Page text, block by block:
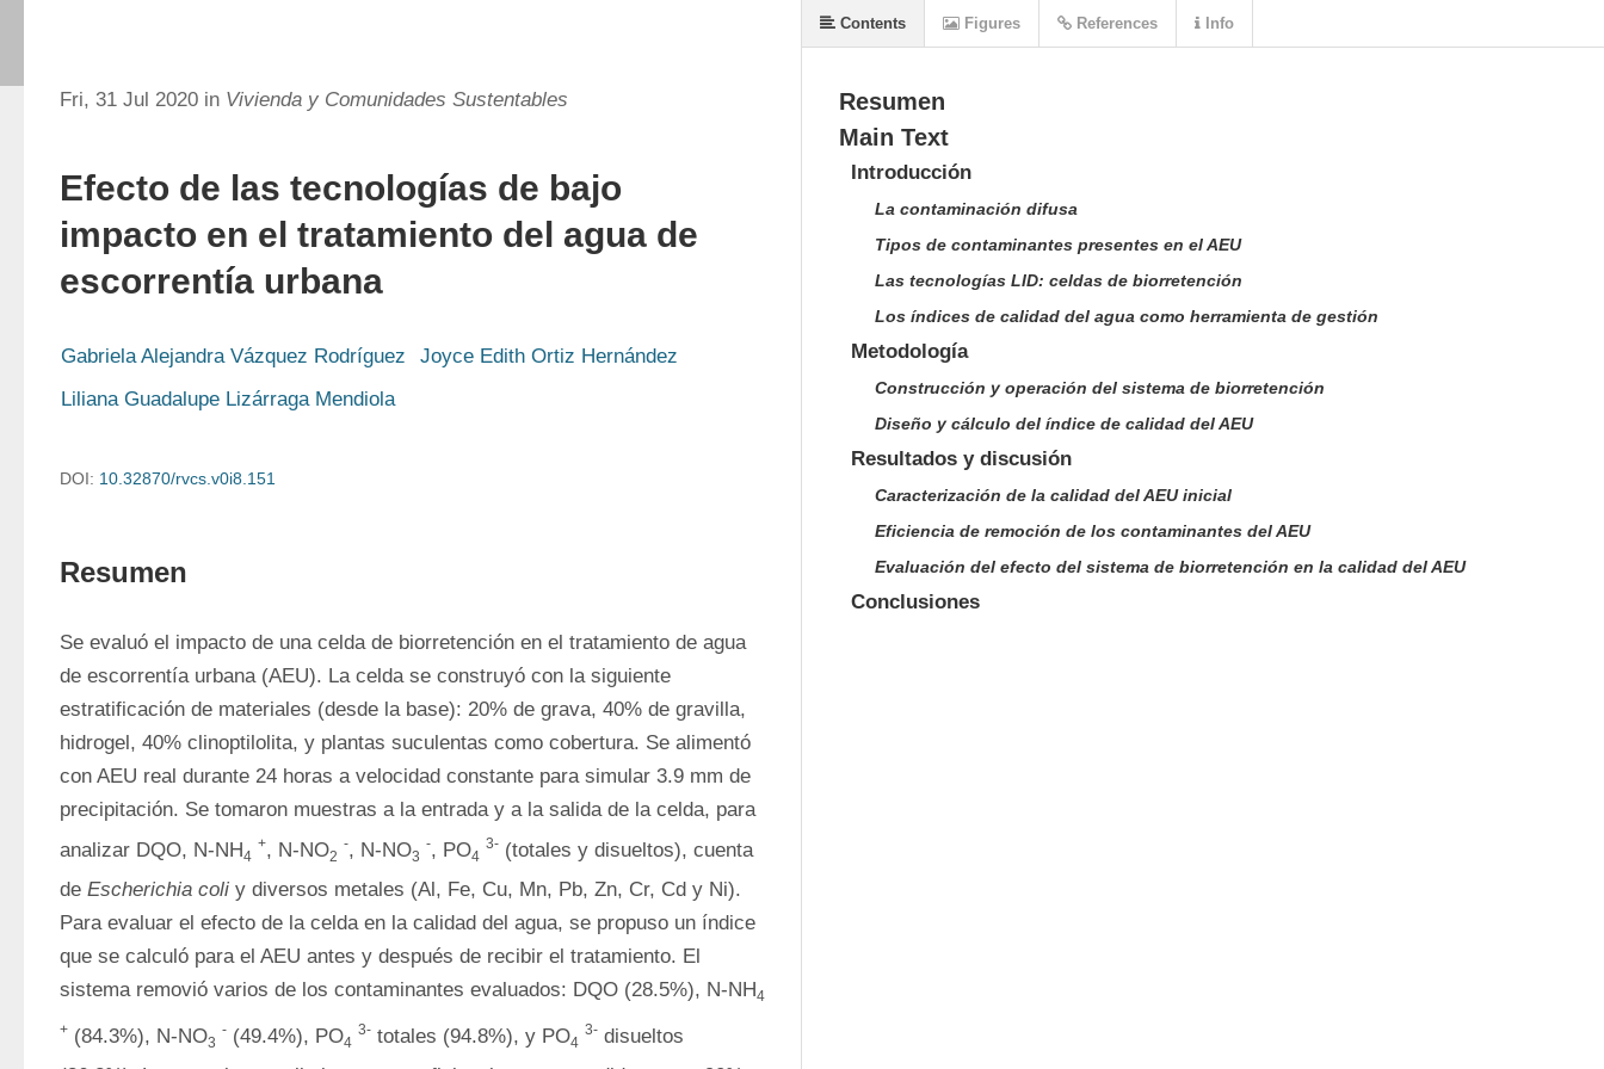
Fri, 31 Jul 2020 in Vivienda y Comunidades Sustentables
Efecto de las tecnologías de bajo
impacto en el tratamiento del agua de
escorrentía urbana
Gabriela Alejandra Vázquez Rodríguez
Joyce Edith Ortiz Hernández
Liliana Guadalupe Lizárraga Mendiola
DOI: 10.32870/rvcs.v0i8.151
Resumen
Se evaluó el impacto de una celda de biorretención en el tratamiento de agua
de escorrentía urbana (AEU). La celda se construyó con la siguiente
estratificación de materiales (desde la base): 20% de grava, 40% de gravilla,
hidrogel, 40% clinoptilolita, y plantas suculentas como cobertura. Se alimentó
con AEU real durante 24 horas a velocidad constante para simular 3.9 mm de
precipitación. Se tomaron muestras a la entrada y a la salida de la celda, para
analizar DQO, N-NH4
+, N-NO2
-, N-NO3
-, PO4
3- (totales y disueltos), cuenta
de Escherichia coli y diversos metales (Al, Fe, Cu, Mn, Pb, Zn, Cr, Cd y Ni).
Para evaluar el efecto de la celda en la calidad del agua, se propuso un índice
que se calculó para el AEU antes y después de recibir el tratamiento. El
sistema removió varios de los contaminantes evaluados: DQO (28.5%), N-NH4
+ (84.3%), N-NO3
- (49.4%), PO4
3- totales (94.8%), y PO4
3- disueltos
Resumen
Main Text
Introducción
La contaminación difusa
Tipos de contaminantes presentes en el AEU
Las tecnologías LID: celdas de biorretención
Los índices de calidad del agua como herramienta de gestión
Metodología
Construcción y operación del sistema de biorretención
Diseño y cálculo del índice de calidad del AEU
Resultados y discusión
Caracterización de la calidad del AEU inicial
Eficiencia de remoción de los contaminantes del AEU
Evaluación del efecto del sistema de biorretención en la calidad del AEU
Conclusiones
Contents Figures References Info